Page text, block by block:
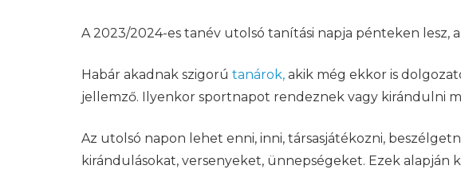
A 2023/2024-es tanév utolsó tanítási napja pénteken lesz,
Habár akadnak szigorú tanárok, akik még ekkor is
jellemző. Ilyenkor sportnapot rendeznek vagy kirándulni
Az utolsó napon lehet enni, inni, társasjátékozni,
kirándulásokat, versenyeket, ünnepségeket. Ezek alapján